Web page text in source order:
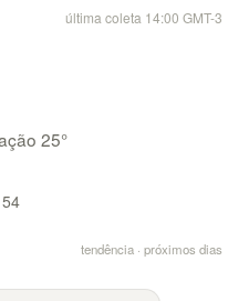
última coleta 14:00 GMT-3
25°
tendência · próximos dias